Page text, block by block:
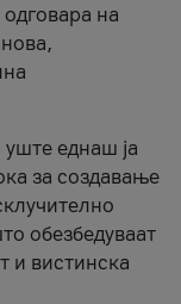
на
уште еднаш ја
за создавање
обезбедуваат
и вистинска